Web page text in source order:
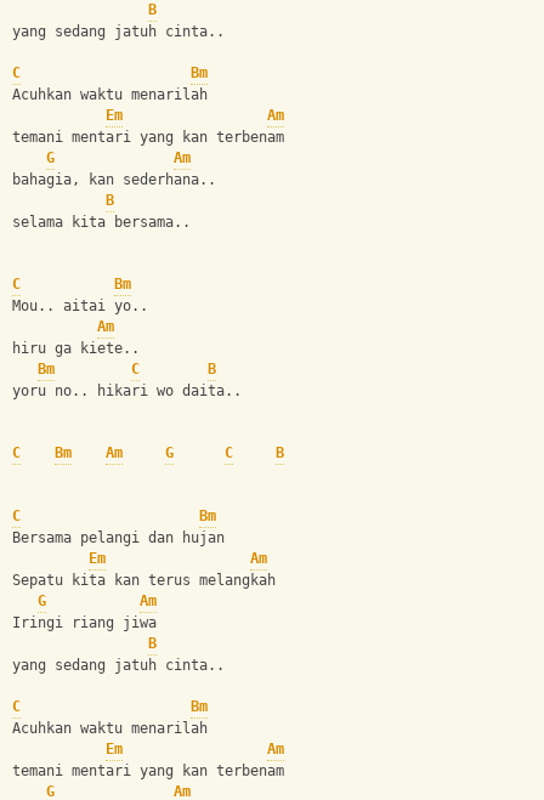
B
yang sedang jatuh cinta..
C
Bm
Acuhkan waktu menarilah
Em
Am
temani mentari yang kan terbenam
G
Am
bahagia, kan sederhana..
B
selama kita bersama..
C
Bm
Mou.. aitai yo..
Am
hiru ga kiete..
Bm
C
B
yoru no.. hikari wo daita..
C Bm Am G C B
C
Bm
Bersama pelangi dan hujan
Em
Am
Sepatu kita kan terus melangkah
G
Am
Iringi riang jiwa
B
yang sedang jatuh cinta..
C
Bm
Acuhkan waktu menarilah
Em
Am
temani mentari yang kan terbenam
G
Am